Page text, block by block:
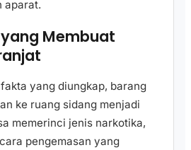
aparat.
Membuat
yang diungkap, barang
ke ruang sidang menjadi
memerinci jenis narkotika,
pengemasan yang